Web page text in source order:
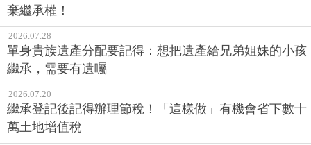
棄繼承權！
2026.07.28
單身貴族遺產分配要記得：想把遺產給兄弟姐妹的小孩
繼承，需要有遺囑
2026.07.20
繼承登記後記得辦理節稅！「這樣做」有機會省下數十
萬土地增值稅